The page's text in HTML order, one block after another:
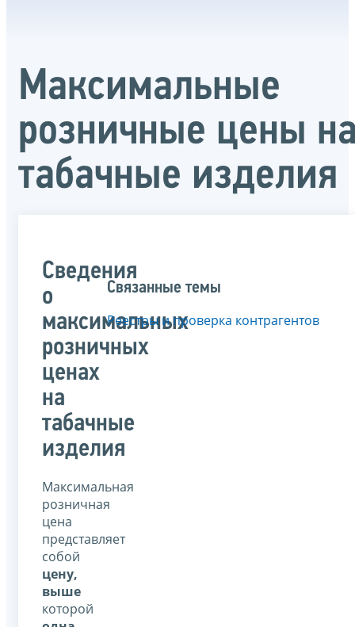
Максимальные
розничные цены
табачные изделия
Сведения
о
максимальных
розничных
ценах
на
табачные
изделия
Максимальная
розничная
цена
представляет
собой
цену,
выше
которой
Связанные темы
Реестры и проверка контрагентов